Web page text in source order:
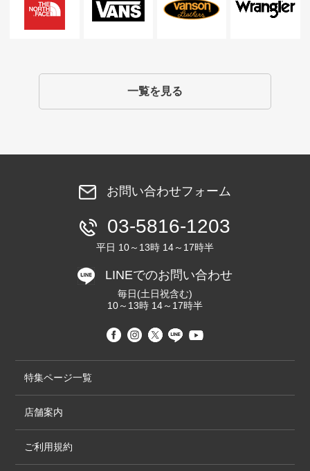
一覧を見る
お問い合わせフォーム
03-5816-1203
平日 10～13時 14～17時半
LINEでのお問い合わせ
毎日(土日祝含む)
10～13時 14～17時半
特集ページ一覧
店舗案内
ご利用規約